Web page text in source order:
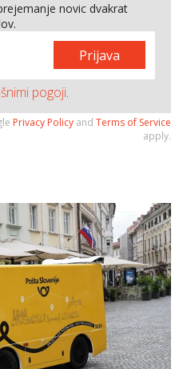
novic dvakrat
Prijava
pogoji.
Privacy Policy and Terms of Service
apply.